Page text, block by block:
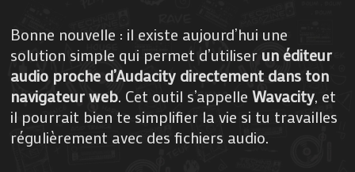
Bonne nouvelle : il existe aujourd’hui une
solution simple qui permet d’utiliser un éditeur
audio proche d’Audacity directement dans ton
navigateur web. Cet outil s’appelleWavacity, et
il pourrait bien te simplifier la vie si tu travailles
régulièrement avec des fichiers audio.